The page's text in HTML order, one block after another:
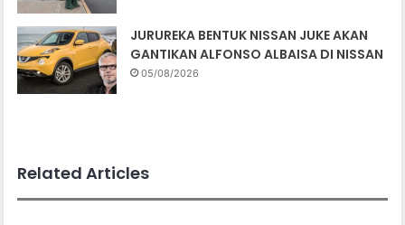
JURUREKA BENTUK NISSAN JUKE AKAN
GANTIKAN ALFONSO ALBAISA DI NISSAN
05/08/2026
Related Articles